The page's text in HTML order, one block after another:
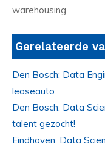
warehousing
Gerelateerde
Den Bosch: Data
leaseauto
Den Bosch: Data
talent gezocht!
Eindhoven: Data